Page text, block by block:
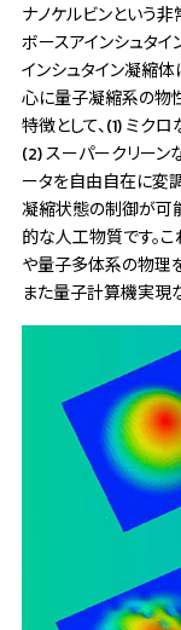
ナノケルビンという
ボースアインシュタ
インシュタイン凝縮
心に量子凝縮系の物
特徴として、(1) ミク
(2) スーパークリーン
ータを自由自在に変
凝縮状態の制御が可
的な人工物質です。
や量子多体系の物理
また量子計算機実現